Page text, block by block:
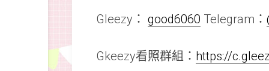
Gleezy： good6060 Telegram：
Gkeezy看照群組： https://